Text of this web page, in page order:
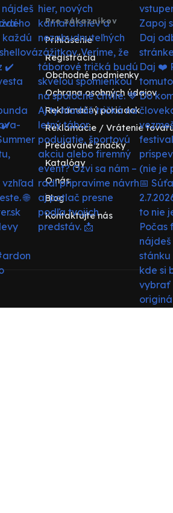
Pre zákazníkov
Prihlásenie
Registrácia
Obchodné podmienky
Ochrana osobných údajov
Reklamačný poriadok
Reklamácie / Vrátenie
Predávané značky
Katalógy
O nás
Blog
Kontaktujte nás